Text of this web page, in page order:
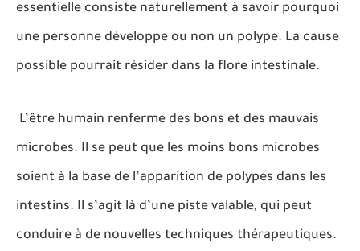
essentielle consiste naturellement à savoir pourquoi
une personne développe ou non un polype. La cause
possible pourrait résider dans la flore intestinale.
L’être humain renferme des bons et des mauvais
microbes. Il se peut que les moins bons microbes
soient à la base de l’apparition de polypes dans les
intestins. Il s’agit là d’une piste valable, qui peut
conduire à de nouvelles techniques thérapeutiques.